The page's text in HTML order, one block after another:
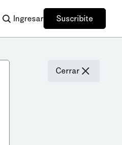
Ingresar Suscribite
Cerrar